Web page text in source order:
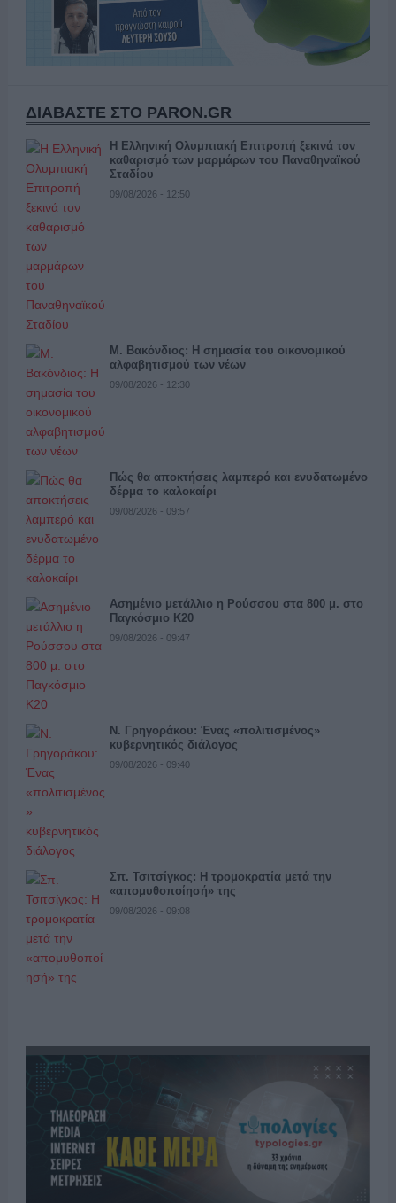
ΔΙΑΒΑΣΤΕ ΣΤΟ PARON.GR
Η Ελληνική Ολυμπιακή Επιτροπή ξεκινά τον
καθαρισμό των μαρμάρων του Παναθηναϊκού
Σταδίου
09/08/2026 - 12:50
Μ. Βακόνδιος: H σημασία του οικονομικού
αλφαβητισμού των νέων
09/08/2026 - 12:30
Πώς θα αποκτήσεις λαμπερό και ενυδατωμένο
δέρμα το καλοκαίρι
09/08/2026 - 09:57
Ασημένιο μετάλλιο η Ρούσσου στα 800 μ. στο
Παγκόσμιο Κ20
09/08/2026 - 09:47
Ν. Γρηγοράκου: Ένας «πολιτισμένος»
κυβερνητικός διάλογος
09/08/2026 - 09:40
Σπ. Τσιτσίγκος: Η τρομοκρατία μετά την
«απομυθοποίησή» της
09/08/2026 - 09:08